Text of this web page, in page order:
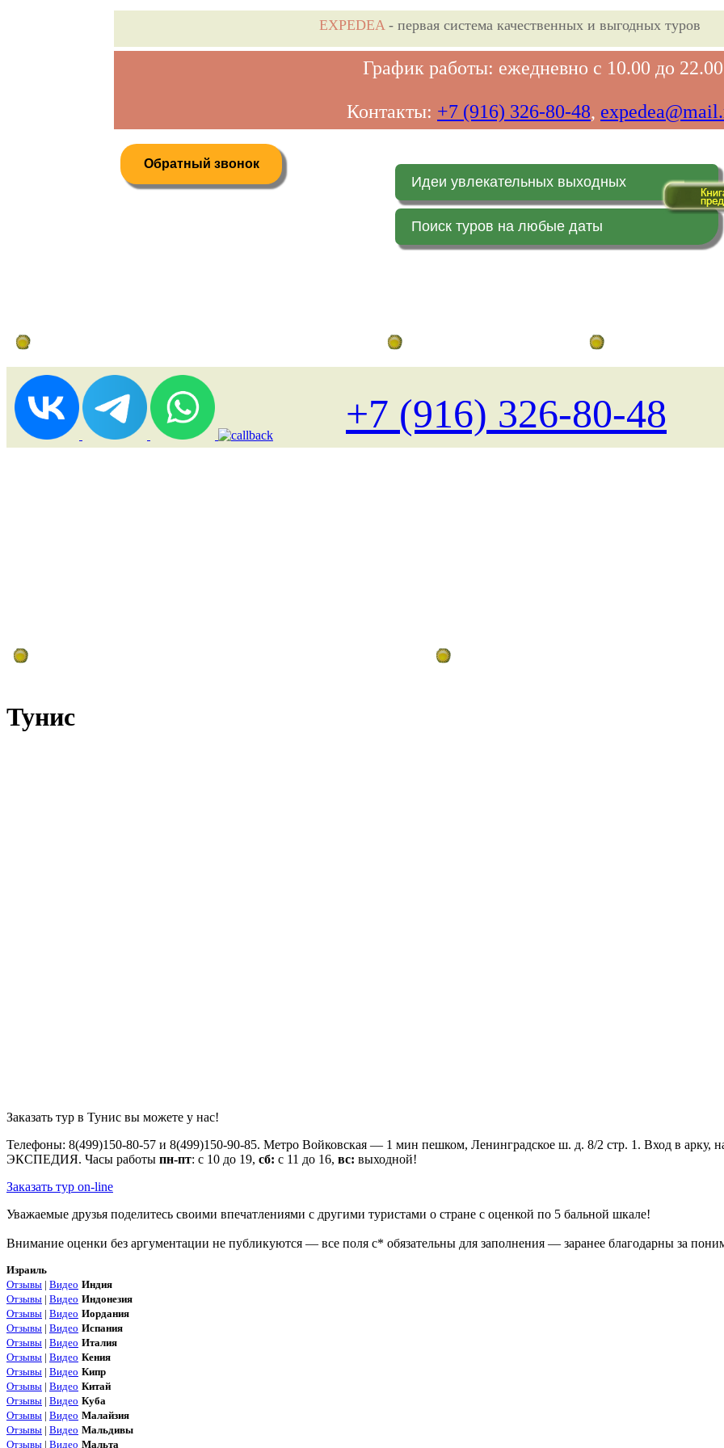
EXPEDEA- первая система качественных и выгодных туров
График работы: ежедневно с 10.00 до 22.00
Контакты: +7 (916) 326-80-48,
Обратный звонок
Идеи увлекательных выходных
Поиск туров на любые даты
Дистанционное бронирование туров
+7 (916) 326-80-48
Тунис
Заказать тур в Тунис вы можете у нас!
Телефоны: 8(499)150-80-57 и 8(499)150-90-85. Метро Войковская — 1 мин пешком, Ленинградское ш. д. 8/2 стр. 1. Вход в
ЭКСПЕДИЯ. Часы работы пн-пт: с 10 до 19, сб: с 11 до 16, вс: выходной!
Заказать тур on-line
Уважаемые друзья поделитесь своими впечатлениями с другими туристами о стране с оценкой по 5 бальной шкале!
Внимание оценки без аргументации не публикуются — все поля с* обязательны для заполнения — заранее благодарны за
Израиль
Отзывы | Видео Индия
Отзывы | Видео Индонезия
Отзывы | Видео Иордания
Отзывы | Видео Испания
Отзывы | Видео Италия
Отзывы | Видео Кения
Отзывы | Видео Кипр
Отзывы | Видео Китай
Отзывы | Видео Куба
Отзывы | Видео Малайзия
Отзывы | Видео Мальдивы
Отзывы | Видео Мальта